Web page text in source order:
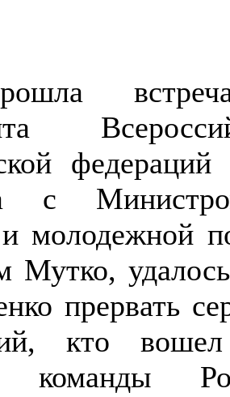
с
молодежной
Мутко,
прервать
кто
команды